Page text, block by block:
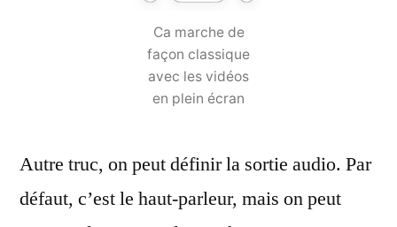
Ca marche de
façon classique
avec les vidéos
en plein écran
Autre truc, on peut définir la sortie audio. Par
défaut, c’est le haut-parleur, mais on peut